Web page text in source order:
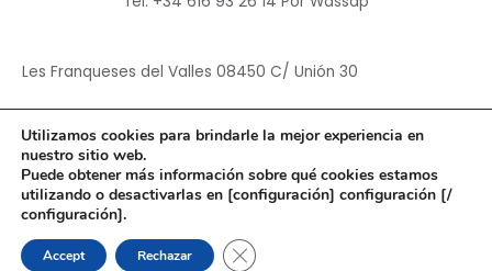
Les Franqueses del Valles 08450 C/ Unión 30
Copyright © 2026Hun Yuan Chen
Powered byHun Yuan Chen
Utilizamos cookies para brindarle la mejor experiencia en
nuestro sitio web.
Puede obtener más información sobre qué cookies estamos
utilizando o desactivarlas en [configuración] configuración [/
configuración].
Accept Rechazar CERRAR EL BANNER DE